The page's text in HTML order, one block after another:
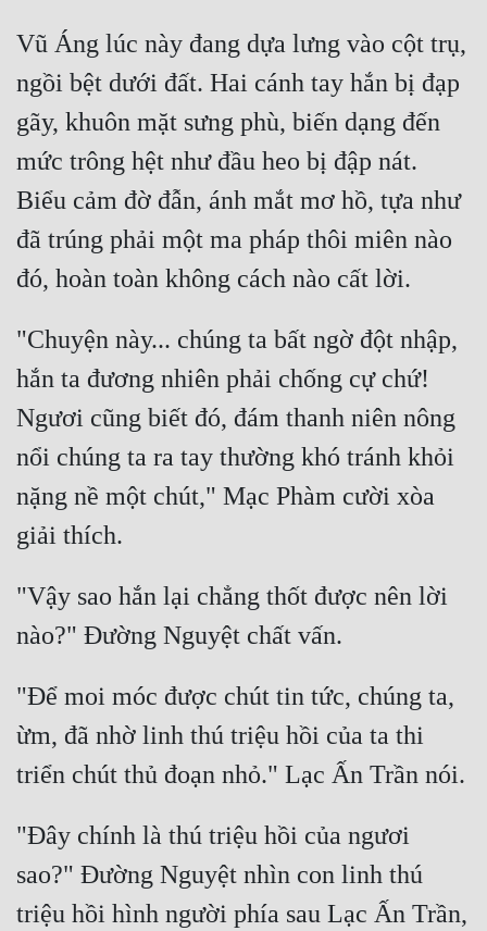
Sảng Văn
Sắc
Sủng
Thanh Xuân
Tiên Hiệp
Tiểu Thuyết
Trinh Thám
Triều Đấu
Trùng Sinh
Trọng Sinh
Tu Chân
Tu Tiên
Tội Phạm
Vô Địch
Võ Hiệp
Võng Du
Xuyên Không
Xuyên Nhanh
Điền Văn
Vũ Áng lúc này đang dựa lưng vào cột trụ,
ngồi bệt dưới đất. Hai cánh tay hắn bị đạp
gãy, khuôn mặt sưng phù, biến dạng đến
mức trông hệt như đầu heo bị đập nát.
Biểu cảm đờ đẫn, ánh mắt mơ hồ, tựa như
đã trúng phải một ma pháp thôi miên nào
"Chuyện này... chúng ta bất ngờ đột nhập,
hắn ta đương nhiên phải chống cự chứ!
Ngươi cũng biết đó, đám thanh niên nông
nổi chúng ta ra tay thường khó tránh khỏi
nặng nề một chút," Mạc Phàm cười xòa
"Vậy sao hắn lại chẳng thốt được nên lời
"Để moi móc được chút tin tức, chúng ta,
ừm, đã nhờ linh thú triệu hồi của ta thi
"Đây chính là thú triệu hồi của ngươi
sao?" Đường Nguyệt nhìn con linh thú
triệu hồi hình người phía sau Lạc Ấn Trần,